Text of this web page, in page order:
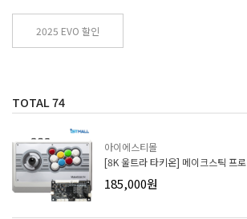
2025 EVO 할인
TOTAL74
아이에스티몰
[8K 울트라 타키온] 메이크스틱 프로
185,000원